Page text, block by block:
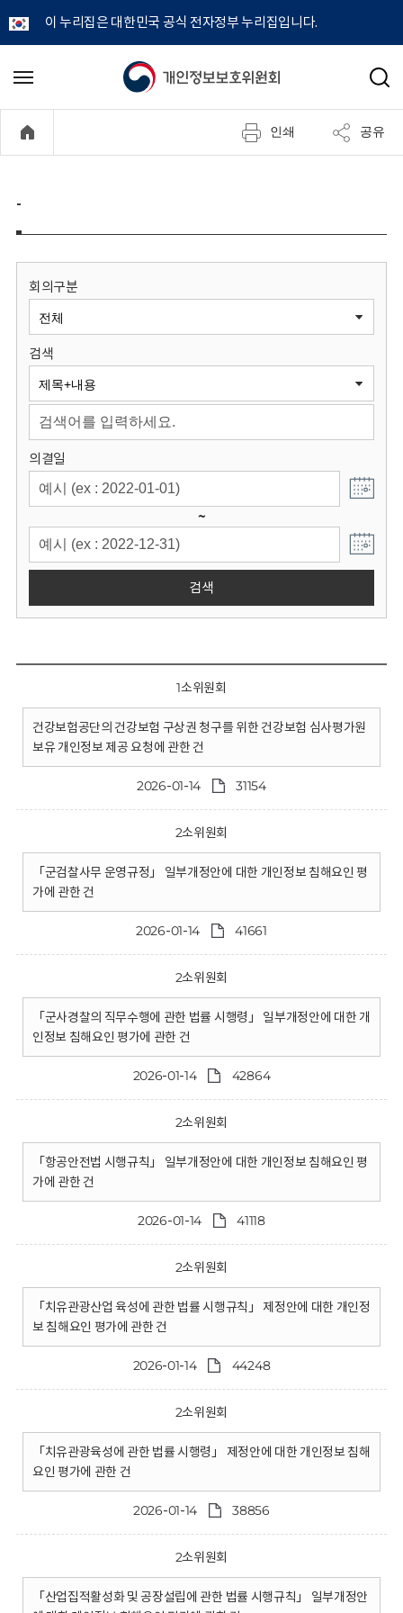
이 누리집은 대한민국 공식 전자정부 누리집입니다.
개
정
보
원
회
메
기
검
인쇄 공유
-
회의구분
검색
의결일
~
검색
1소위원회
건강보험공단의 건강보험 구상권 청구를 위한 건강보험 심사평가원
보유 개인정보 제공 요청에 관한 건
2026-01-14 31154
2소위원회
「군검찰사무 운영규정」 일부개정안에 대한 개인정보 침해요인 평
가에 관한 건
2026-01-14 41661
2소위원회
「군사경찰의 직무수행에 관한 법률 시행령」 일부개정안에 대한 개
인정보 침해요인 평가에 관한 건
2026-01-14 42864
2소위원회
「항공안전법 시행규칙」 일부개정안에 대한 개인정보 침해요인 평
가에 관한 건
2026-01-14 41118
2소위원회
「치유관광산업 육성에 관한 법률 시행규칙」 제정안에 대한 개인정
보 침해요인 평가에 관한 건
2026-01-14 44248
2소위원회
「치유관광육성에 관한 법률 시행령」 제정안에 대한 개인정보 침해
요인 평가에 관한 건
2026-01-14 38856
2소위원회
「산업집적활성화 및 공장설립에 관한 법률 시행규칙」 일부개정안